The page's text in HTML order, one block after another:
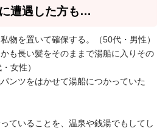
遭遇した方も…
物を置いて確保する。（50代・男性）
も長い髪をそのままで湯船に入りその
女性）
ンツをはかせて湯船につかっていた
ていることを、温泉や銭湯でもしてし